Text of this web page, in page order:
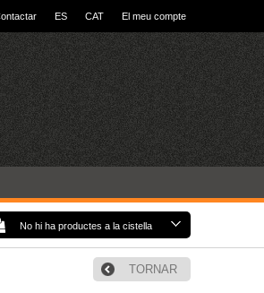
ES CAT El meu compte
No hi ha productes a la cistella
TORNAR